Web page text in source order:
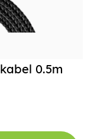
0.5m